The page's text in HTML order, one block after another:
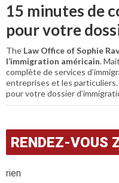
15 minutes de
pour votre
The Law Office of Sophie
l’immigration américain.
complète de services
entreprises et les
pour votre dossier
RENDEZ-VOUS
rien